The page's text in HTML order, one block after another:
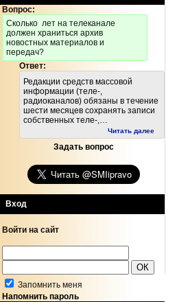
Вопрос:
Cколько лет на телеканале
должен храниться архив
новостных материалов и
передач?
Ответ:
Редакции средств массовой
информации (теле-,
радиоканалов) обязаны в течение
шести месяцев сохранять записи
собственных теле-,…
Читать далее
Задать вопрос
Вход
Войти на сайт
Запомнить меня
Напомнить пароль